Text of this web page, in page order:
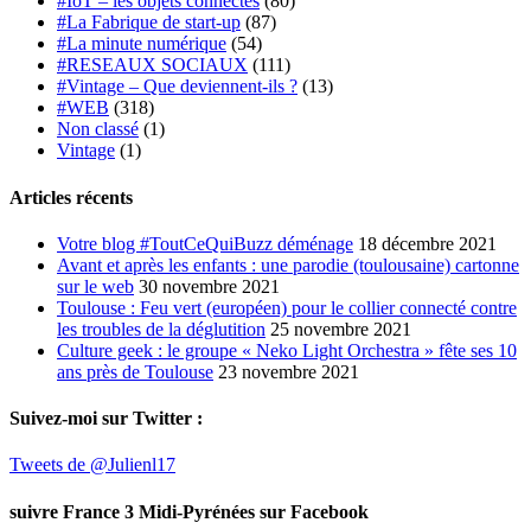
#La Fabrique de start-up (87)
#La minute numérique (54)
#RESEAUX SOCIAUX (111)
#Vintage – Que deviennent-ils ? (13)
#WEB (318)
Non classé (1)
Vintage (1)
Articles récents
Votre blog #ToutCeQuiBuzz déménage 18 décembre 2021
Avant et après les enfants : une parodie (toulousaine) cartonne
sur le web 30 novembre 2021
Toulouse : Feu vert (européen) pour le collier connecté contre
les troubles de la déglutition 25 novembre 2021
Culture geek : le groupe « Neko Light Orchestra » fête ses 10
ans près de Toulouse 23 novembre 2021
Suivez-moi sur Twitter :
Tweets de @Julienl17
suivre France 3 Midi-Pyrénées sur Facebook